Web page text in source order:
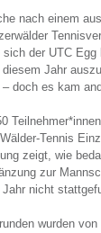
nach einem
sich der UTC
Jahr
– doch es kam
Tennis
zeigt, wie
zur
nicht
wurden